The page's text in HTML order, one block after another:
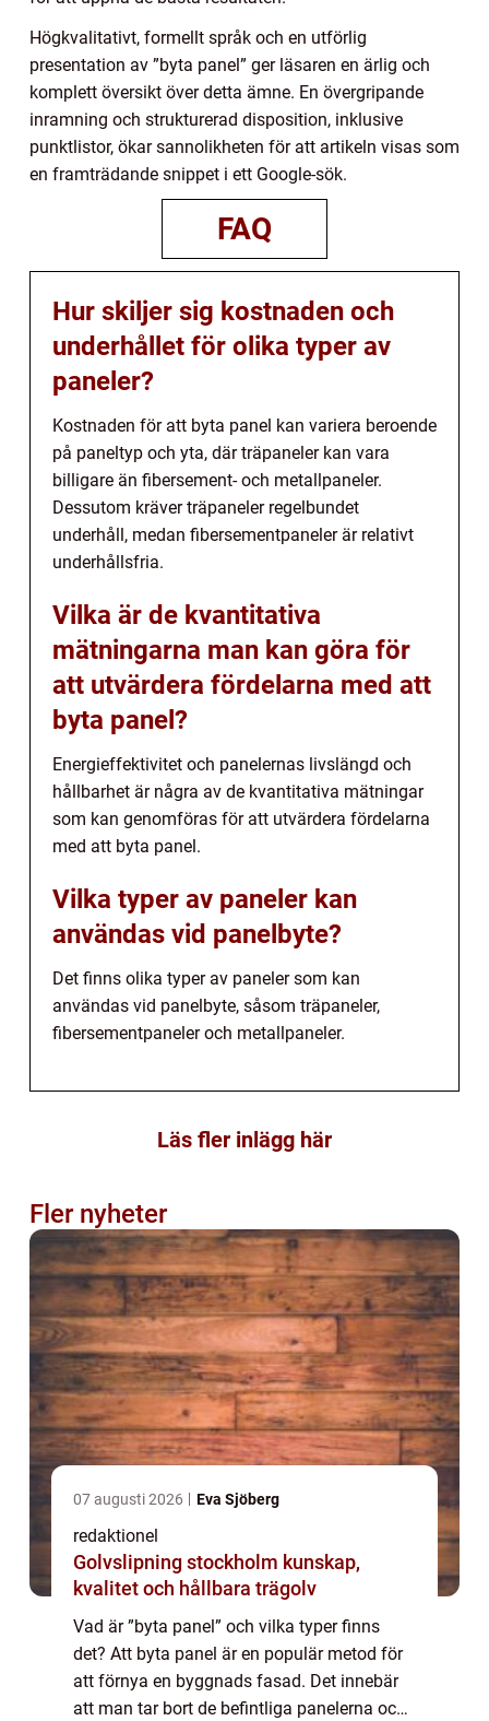
Högkvalitativt, formellt språk och en utförlig
presentation av ”byta panel” ger läsaren en ärlig och
komplett översikt över detta ämne. En övergripande
inramning och strukturerad disposition, inklusive
punktlistor, ökar sannolikheten för att artikeln visas som
en framträdande snippet i ett Google-sök.
FAQ
Hur skiljer sig kostnaden och
underhållet för olika typer av
paneler?
Kostnaden för att byta panel kan variera beroende
på paneltyp och yta, där träpaneler kan vara
billigare än fibersement- och metallpaneler.
Dessutom kräver träpaneler regelbundet
underhåll, medan fibersementpaneler är relativt
underhållsfria.
Vilka är de kvantitativa
mätningarna man kan göra för
att utvärdera fördelarna med att
byta panel?
Energieffektivitet och panelernas livslängd och
hållbarhet är några av de kvantitativa mätningar
som kan genomföras för att utvärdera fördelarna
med att byta panel.
Vilka typer av paneler kan
användas vid panelbyte?
Det finns olika typer av paneler som kan
användas vid panelbyte, såsom träpaneler,
fibersementpaneler och metallpaneler.
Läs fler inlägg här
Fler nyheter
07 augusti 2026 Eva Sjöberg
redaktionel
Golvslipning stockholm kunskap,
kvalitet och hållbara trägolv
Vad är ”byta panel” och vilka typer finns
det? Att byta panel är en populär metod för
att förnya en byggnads fasad. Det innebär
att man tar bort de befintliga panelerna och